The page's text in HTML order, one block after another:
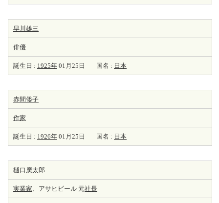
早川雄三
俳優
誕生日 : 1925年 01月25日 国名 : 日本
赤間倭子
作家
誕生日 : 1926年 01月25日 国名 : 日本
樋口廣太郎
実業家、アサヒビール 元社長